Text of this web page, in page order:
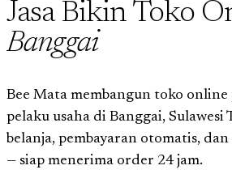
Jasa Bikin Toko
Banggai
Bee Mata membangun toko
pelaku usaha di Banggai, Sulawesi
belanja, pembayaran otomatis,
— siap menerima order 24 jam.